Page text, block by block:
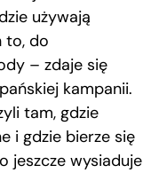
używają
to, do
– zdaje się
kampanii.
tam, gdzie
i gdzie bierze się
jeszcze wysiaduje